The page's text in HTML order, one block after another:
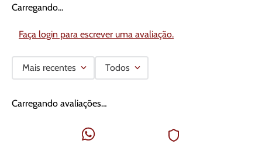
Carregando…
Faça login para escrever uma avaliação.
Mais recentes Todos
Carregando avaliações…